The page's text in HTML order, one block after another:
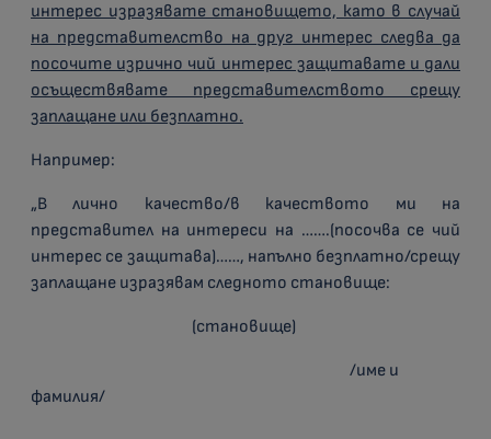
интерес изразявате становището, като в случай
на представителство на друг интерес следва да
посочите изрично чий интерес защитавате и дали
осъществявате представителството срещу
заплащане или безплатно.
Например:
„В лично качество/в качеството ми на
представител на интереси на …….(посочва се чий
интерес се защитава)……, напълно безплатно/срещу
заплащане изразявам следното становище:
(становище)
/име и
фамилия/